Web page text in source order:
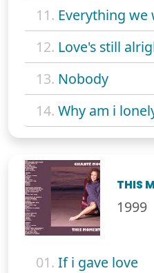
11. Everything we
12. Love's still
13. Nobody
14. Why am i
THIS
1999
01. If i gave love